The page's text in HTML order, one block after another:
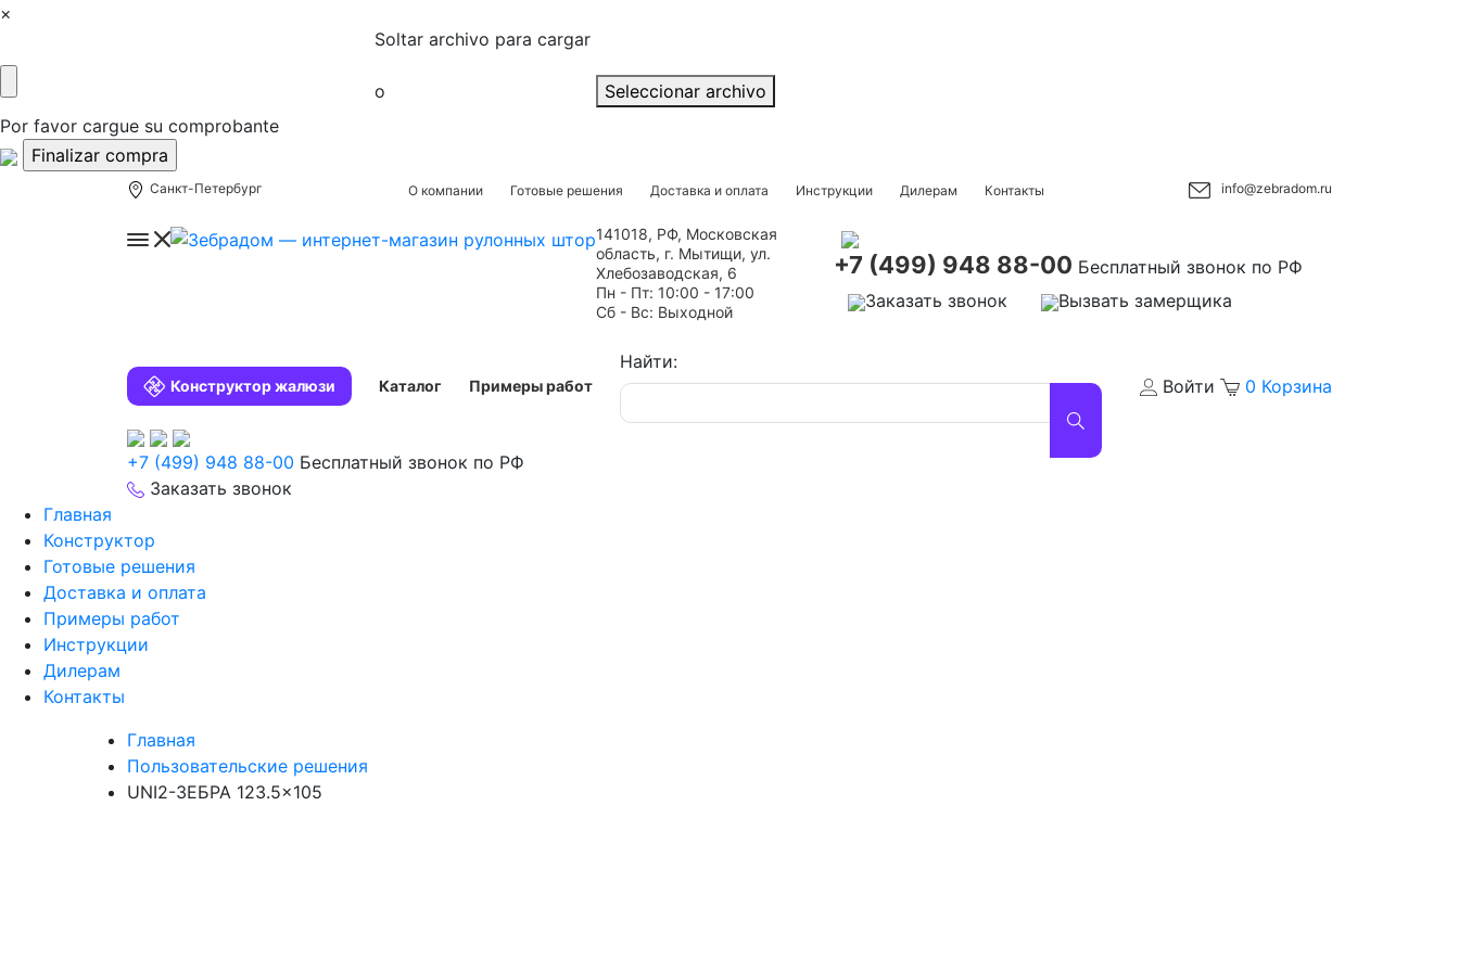
×
Soltar archivo para cargar
o
Seleccionar archivo
Por favor cargue su comprobante
Санкт-Петербург О компании Готовые решения Доставка и оплата Инструкции Дилерам Контакты info@zebradom.ru
141018, РФ, Московская
область, г. Мытищи, ул.
Хлебозаводская, 6
Пн - Пт: 10:00 - 17:00
Сб - Вс: Выходной
+7 (499) 948 88-00 Бесплатный звонок по РФ
Заказать звонок
Вызвать замерщика
Конструктор жалюзи Каталог Примеры работ
Найти:
Войти
0 Корзина
+7 (499) 948 88-00 Бесплатный звонок по РФ
Заказать звонок
Главная
Конструктор
Готовые решения
Доставка и оплата
Примеры работ
Инструкции
Дилерам
Контакты
Главная
Пользовательские решения
UNI2-ЗЕБРА 123.5×105